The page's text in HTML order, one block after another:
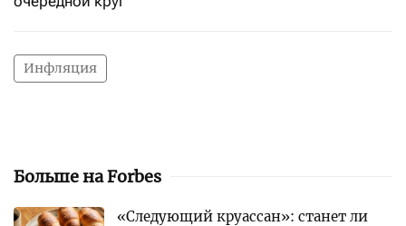
Инфляция
Больше на Forbes
«Следующий круассан»: станет ли